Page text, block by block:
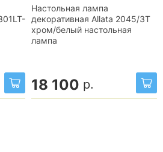
Настольная лампа
декоративная Allata 2045/3T
хром/белый настольная
лампа
18 100 р.